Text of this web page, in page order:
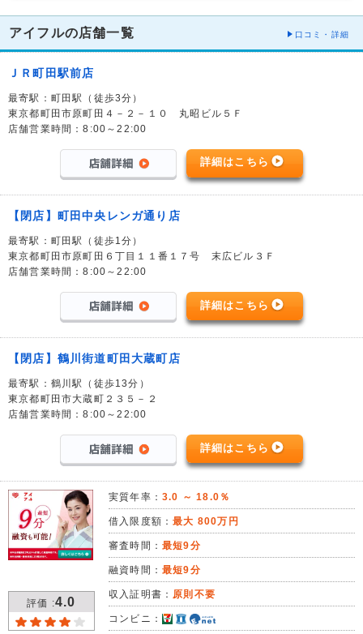
アイフルの店舗一覧 口コミ・詳細
ＪＲ町田駅前店
最寄駅：町田駅（徒歩3分）
東京都町田市原町田４－２－１０ 丸昭ビル５Ｆ
店舗営業時間：8:00～22:00
詳細はこちら
【閉店】町田中央レンガ通り店
最寄駅：町田駅（徒歩1分）
東京都町田市原町田６丁目１１番１７号 末広ビル３Ｆ
店舗営業時間：8:00～22:00
詳細はこちら
【閉店】鶴川街道町田大蔵町店
最寄駅：鶴川駅（徒歩13分）
東京都町田市大蔵町２３５－２
店舗営業時間：8:00～22:00
詳細はこちら
評価 :4.0
実質年率： 3.0 ～ 18.0％
借入限度額：最大 800万円
審査時間： 最短9分
融資時間： 最短9分
収入証明書： 原則不要
コンビニ：